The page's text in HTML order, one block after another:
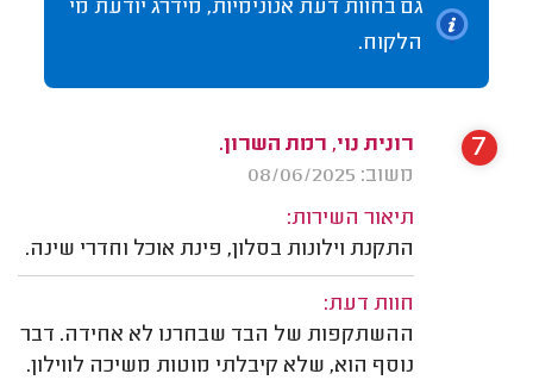
גם בחוות דעת אנונימיות, מידרג יודעת מי
הלקוח.
רונית נוי, רמת השרון.
משוב: 08/06/2025
תיאור השירות:
התקנת וילונות בסלון, פינת אוכל וחדרי שינה.
חוות דעת:
ההשתקפות של הבד שבחרנו לא אחידה. דבר
נוסף הוא, שלא קיבלתי מוטות משיכה לווילון.
7